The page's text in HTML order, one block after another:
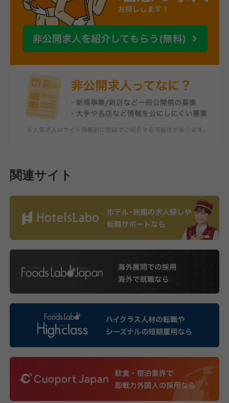
関連サイト